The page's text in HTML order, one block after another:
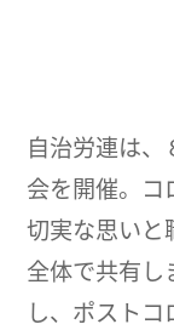
自治労連は
会を開催。コ
切実な思いと
全体で共有
し、ポスト